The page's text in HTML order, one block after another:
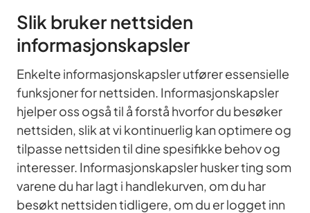
Slik bruker nettsiden
informasjonskapsler
Enkelte informasjonskapsler utfører essensielle
funksjoner for nettsiden. Informasjonskapsler
hjelper oss også til å forstå hvorfor du besøker
nettsiden, slik at vi kontinuerlig kan optimere og
tilpasse nettsiden til dine spesifikke behov og
interesser. Informasjonskapsler husker ting som
varene du har lagt i handlekurven, om du har
besøkt nettsiden tidligere, om du er logget inn